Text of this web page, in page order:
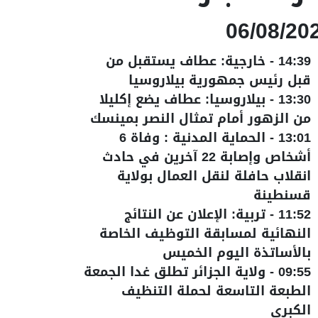
06/08/
14:39
- خارجية: عطاف يستقبل من
قبل رئيس جمهورية بيلاروسيا
13:30
- بيلاروسيا: عطاف يضع إكليلا
من الزهور أمام تمثال النصر بمينسك
13:01
- الحماية المدنية : وفاة 6
أشخاص وإصابة 22 آخرين في حادث
انقلاب حافلة لنقل العمال بولاية
قسنطينة
11:52
-تربية: الإعلان عن النتائج
النهائية لمسابقة التوظيف الخاصة
بالأساتذة اليوم الخميس
09:55
- ولاية الجزائر تطلق غدا الجمعة
الطبعة التاسعة لحملة التنظيف
الكبرى